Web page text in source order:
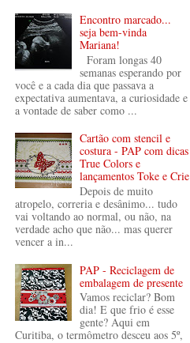
Encontro marcado...
seja bem-vinda
Mariana!
Foram longas 40
semanas esperando por
você e a cada dia que passava a
expectativa aumentava, a curiosidade e
a vontade de saber como ...
Cartão com stencil e
costura - PAP com dicas
True Colors e
lançamentos Toke e Crie
Depois de muito
atropelo, correria e desânimo... tudo
vai voltando ao normal, ou não, na
verdade acho que não... mas querer
vencer a in...
PAP - Reciclagem de
embalagem de presente
Vamos reciclar? Bom
dia! E que frio é esse
gente? Aqui em
Curitiba, o termômetro desceu aos 5º,